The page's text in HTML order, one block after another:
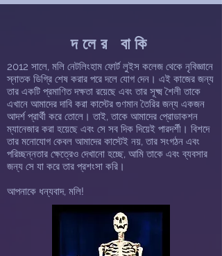
দলের বাকি
2012 সালে, মলি নেটলিংহাম ফোর্ট লুইস কলেজ থেকে নৃবিজ্ঞানে
স্নাতক ডিগ্রি শেষ করার পরে দলে যোগ দেন। এই কাজের জন্য
তার একটি প্রমাণিত দক্ষতা রয়েছে এবং তার সূক্ষ্ম শৈলী তাকে
এখানে আমাদের দাবি করা কাস্টের গুণমান তৈরির জন্য একজন
আদর্শ প্রার্থী করে তোলে। তাই, তাকে আমাদের প্রোডাকশন
ম্যানেজার করা হয়েছে এবং সে সব দিক দিয়েই পারদর্শী। বিশদে
তার মনোযোগ কেবল আমাদের কাস্টেই নয়, তার সংগঠন এবং
পরিচ্ছন্নতার ক্ষেত্রেও দেখানো হচ্ছে, আমি তাকে এবং ব্যবসার
জন্য সে যা করে তার প্রশংসা করি।
আপনাকে ধন্যবাদ, মলি!